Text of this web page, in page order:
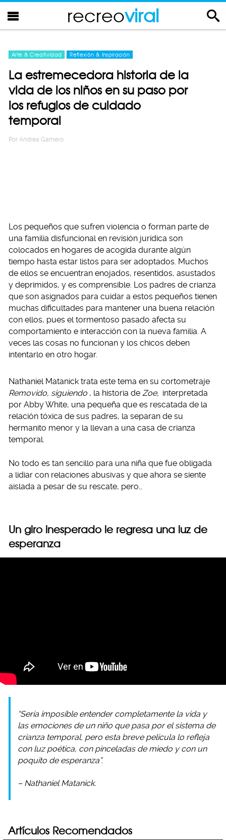
recreoviral
Arte & Creatividad Reflexión & Inspiración
La estremecedora historia de la
vida de los niños en su paso por
los refugios de cuidado
temporal
Por Andrea Gamero
Los pequeños que sufren violencia o forman parte de
una familia disfuncional en revisión jurídica son
colocados en hogares de acogida durante algún
tiempo hasta estar listos para ser adoptados. Muchos
de ellos se encuentran enojados, resentidos, asustados
y deprimidos, y es comprensible. Los padres de crianza
que son asignados para cuidar a estos pequeños tienen
muchas dificultades para mantener una buena relación
con ellos, pues el tormentoso pasado afecta su
comportamiento e interacción con la nueva familia. A
veces las cosas no funcionan y los chicos deben
intentarlo en otro hogar.
Nathaniel Matanick trata este tema en su cortometraje
Removido, siguiendo , la historia de Zoe, interpretada
por Abby White, una pequeña que es rescatada de la
relación tóxica de sus padres, la separan de su
hermanito menor y la llevan a una casa de crianza
temporal.
No todo es tan sencillo para una niña que fue obligada
a lidiar con relaciones abusivas y que ahora se siente
aislada a pesar de su rescate, pero…
Un giro inesperado le regresa una luz de
esperanza
“Sería imposible entender completamente la vida y
las emociones de un niño que pasa por el sistema de
crianza temporal, pero esta breve película lo refleja
con luz poética, con pinceladas de miedo y con un
poquito de esperanza”.
– Nathaniel Matanick.
Artículos Recomendados